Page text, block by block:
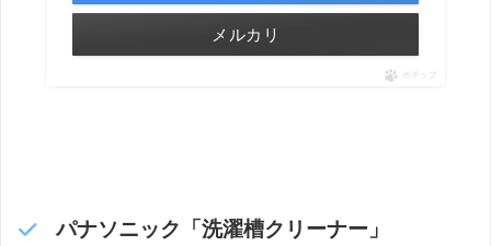
メルカリ
ポチップ
パナソニック「洗濯槽クリーナー」